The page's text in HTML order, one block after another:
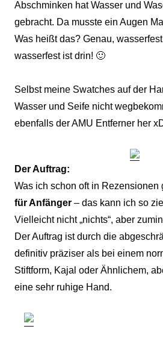
Abschminken hat Wasser und
gebracht. Da musste ein Augen
Was heißt das? Genau,
wasserfest ist drin! 🙂
Selbst meine Swatches auf der
Wasser und Seife nicht
ebenfalls der AMU Entferner her
Der Auftrag:
Was ich schon oft in Rezensionen
für Anfänger – das kann ich so
Vielleicht nicht „nichts“, aber
Der Auftrag ist durch die
definitiv präziser als bei einem
Stiftform, Kajal oder Ähnlichem,
eine sehr ruhige Hand.